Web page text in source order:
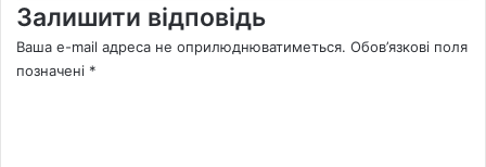
Залишити відповідь
Ваша e-mail адреса не оприлюднюватиметься. Обов’язкові поля
позначені *